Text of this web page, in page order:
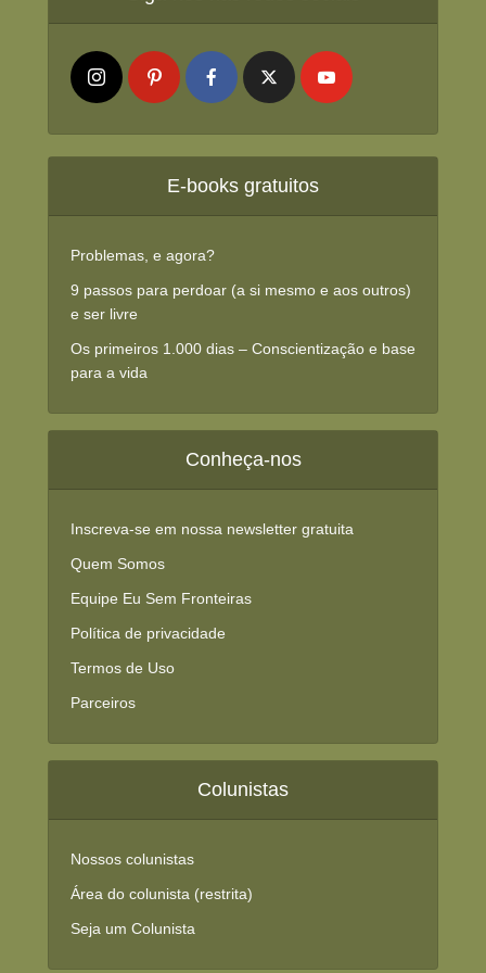
E-books gratuitos
Problemas, e agora?
9 passos para perdoar (a si mesmo e aos outros)
e ser livre
Os primeiros 1.000 dias – Conscientização e base
para a vida
Conheça-nos
Inscreva-se em nossa newsletter gratuita
Quem Somos
Equipe Eu Sem Fronteiras
Política de privacidade
Termos de Uso
Parceiros
Colunistas
Nossos colunistas
Área do colunista (restrita)
Seja um Colunista